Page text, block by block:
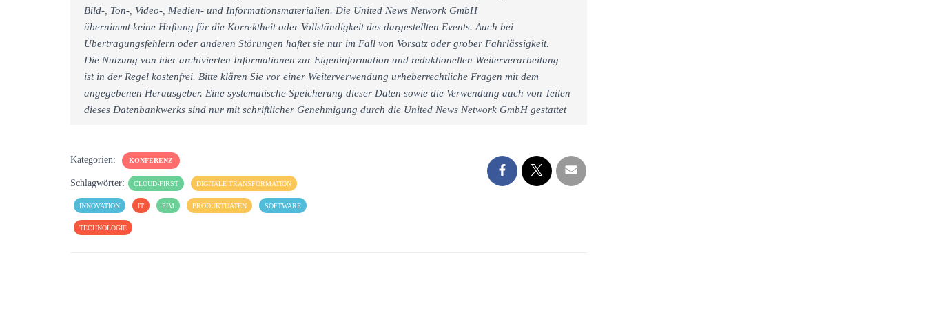
Bild-, Ton-, Video-, Medien- und Informationsmaterialien. Die United News Network GmbH
übernimmt keine Haftung für die Korrektheit oder Vollständigkeit des dargestellten Events. Auch bei
Übertragungsfehlern oder anderen Störungen haftet sie nur im Fall von Vorsatz oder grober Fahrlässigkeit.
Die Nutzung von hier archivierten Informationen zur Eigeninformation und redaktionellen Weiterverarbeitung
ist in der Regel kostenfrei. Bitte klären Sie vor einer Weiterverwendung urheberrechtliche Fragen mit dem
angegebenen Herausgeber. Eine systematische Speicherung dieser Daten sowie die Verwendung auch von Teilen
dieses Datenbankwerks sind nur mit schriftlicher Genehmigung durch die United News Network GmbH gestattet
Kategorien: KONFERENZ
Schlagwörter: CLOUD-FIRST DIGITALE TRANSFORMATION
INNOVATION IT PIM PRODUKTDATEN SOFTWARE
TECHNOLOGIE